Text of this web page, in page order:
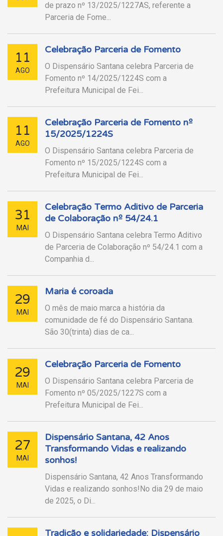
de prazo nº 13/2025/1227AS, referente a
Parceria de Fome...
11
AGO
Celebração Parceria de Fomento
O Dispensário Santana celebra Parceria de
Fomento nº 14/2025/1224S com a
Prefeitura Municipal de Fei...
11
AGO
Celebração Parceria de Fomento nº
15/2025/1224S
O Dispensário Santana celebra Parceria de
Fomento nº 15/2025/1224S com a
Prefeitura Municipal de Fei...
31
MAI
Celebração Termo Aditivo de Parceria
de Colaboração nº 54/24.1
O Dispensário Santana celebra Termo Aditivo
de Parceria de Colaboração nº 54/24.1 com a
Companhia d...
29
MAI
Maria é coroada
O mês de maio marca a história da
comunidade de fé do Dispensário Santana.
São 30(trinta) dias de ca...
29
MAI
Celebração Parceria de Fomento
O Dispensário Santana celebra Parceria de
Fomento nº 05/2025/1227S com a
Prefeitura Municipal de Fei...
27
MAI
Dispensário Santana, 42 Anos
Transformando Vidas e realizando
sonhos!
Dispensário Santana, 42 Anos Transformando
Vidas e realizando sonhos!No dia 29 de maio
de 2025, o Di...
Tradição e solidariedade: Dispensário